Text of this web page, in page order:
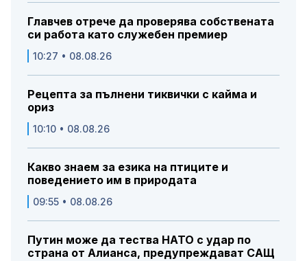
Главчев отрече да проверява собствената
си работа като служебен премиер
10:27 • 08.08.26
Рецепта за пълнени тиквички с кайма и
ориз
10:10 • 08.08.26
Какво знаем за езика на птиците и
поведението им в природата
09:55 • 08.08.26
Путин може да тества НАТО с удар по
страна от Алианса, предупреждават САЩ